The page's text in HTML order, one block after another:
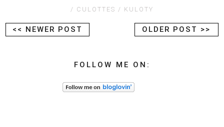
CULOTTES KULOTY
<< NEWER POST OLDER POST >>
FOLLOW ME ON: